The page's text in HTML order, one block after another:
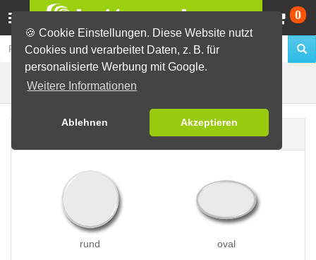
🍪 Cookie Einstellungen. Diese Website nutzt
Cookies und verarbeitet Daten, z. B. für
personalisierte Werbung mit Google.
Weitere Informationen
Ablehnen Akzeptieren
0
Buttons erstellen Buttons mit Saugnapf
rund oval